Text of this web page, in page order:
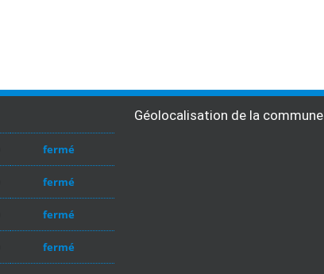
fermé
fermé
fermé
fermé
Géolocalisation de la commune